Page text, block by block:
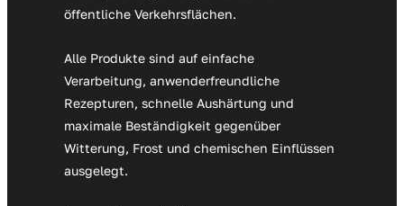
öffentliche Verkehrsflächen.
Alle Produkte sind auf einfache
Verarbeitung, anwenderfreundliche
Rezepturen, schnelle Aushärtung und
maximale Beständigkeit gegenüber
Witterung, Frost und chemischen Einflüssen
ausgelegt.